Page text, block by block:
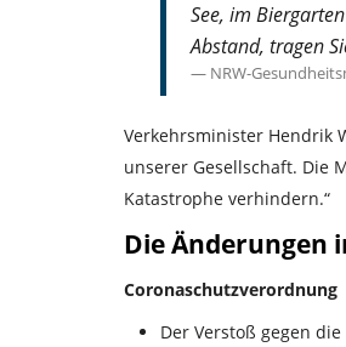
See, im
Abstand, tragen
NRW-
Verkehrsminister Hendrik
unserer Gesellschaft. Die
Katastrophe verhindern.“
Die Änderungen
Coronaschutzverordnung
Der Verstoß gegen